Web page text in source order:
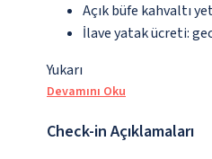
Açık büfe kahvaltı
İlave yatak ücreti:
Yukarı
Devamını Oku
Check-in Açıklamaları